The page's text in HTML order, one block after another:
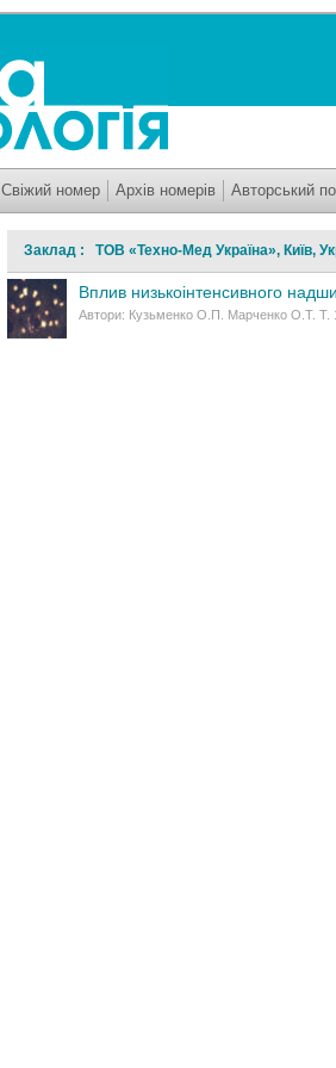
Свіжий номер Архів номерів Авторський
Заклад : ТОВ «Техно-Мед Україна», Київ,
Вплив низькоінтенсивного
Автори: Кузьменко О.П. Марченко О.Т.